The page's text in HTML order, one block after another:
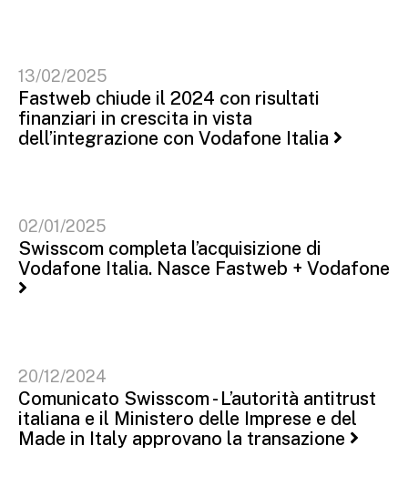
13/02/2025
Fastweb chiude il 2024 con risultati
finanziari in crescita in vista
dell’integrazione con Vodafone Italia
02/01/2025
Swisscom completa l’acquisizione di
Vodafone Italia. Nasce Fastweb + Vodafone
20/12/2024
Comunicato Swisscom - L’autorità antitrust
italiana e il Ministero delle Imprese e del
Made in Italy approvano la transazione